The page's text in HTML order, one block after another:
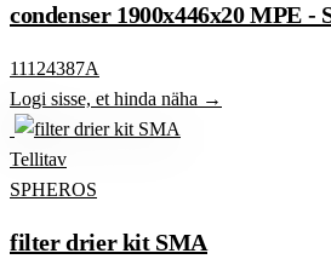
condenser 1900x446x20 MPE -
11124387A
Logi sisse, et hinda näha →
Tellitav
SPHEROS
filter drier kit SMA